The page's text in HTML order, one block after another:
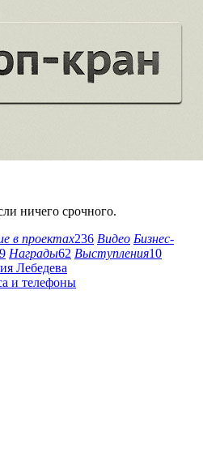
ничего срочного.
в проектах236 Видео Бизнес-
9 Награды62 Выступления10
Лебедева
и телефоны